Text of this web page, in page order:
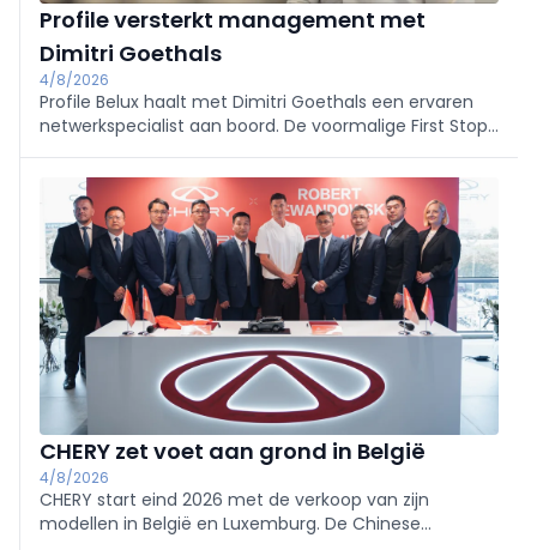
Profile versterkt management met
Dimitri Goethals
4/8/2026
Profile Belux haalt met Dimitri Goethals een ervaren
netwerkspecialist aan boord. De voormalige First Stop-
uitbouw en ondersteuning van het Belgische
franchisenetwerk.
CHERY zet voet aan grond in België
4/8/2026
CHERY start eind 2026 met de verkoop van zijn
modellen in België en Luxemburg. De Chinese